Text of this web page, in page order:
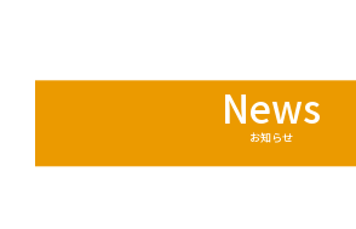
News
お知らせ